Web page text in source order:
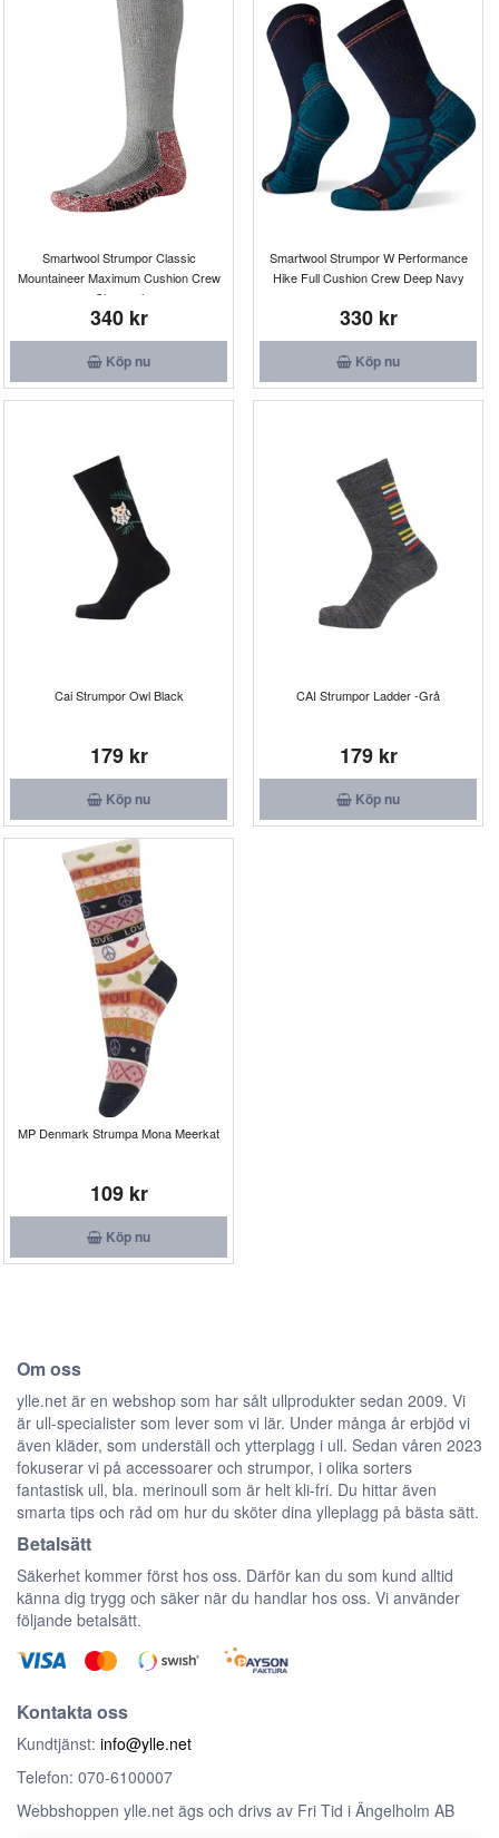
Smartwool Strumpor Classic
Mountaineer Maximum Cushion Crew
Charcoal
340 kr
Köp nu
Smartwool Strumpor W Performance
Hike Full Cushion Crew Deep Navy
330 kr
Köp nu
Cai Strumpor Owl Black
179 kr
Köp nu
CAI Strumpor Ladder -Grå
179 kr
Köp nu
MP Denmark Strumpa Mona Meerkat
109 kr
Köp nu
Om oss
ylle.net är en webshop som har sålt ullprodukter sedan 2009. Vi
är ull-specialister som lever som vi lär. Under många år erbjöd vi
även kläder, som underställ och ytterplagg i ull. Sedan våren 2023
fokuserar vi på accessoarer och strumpor, i olika sorters
fantastisk ull, bla. merinoull som är helt kli-fri. Du hittar även
smarta tips och råd om hur du sköter dina ylleplagg på bästa sätt.
Betalsätt
Säkerhet kommer först hos oss. Därför kan du som kund alltid
känna dig trygg och säker när du handlar hos oss. Vi använder
följande betalsätt.
Kontakta oss
Kundtjänst: info@ylle.net
Telefon: 070-6100007
Webbshoppen ylle.net ägs och drivs av Fri Tid i Ängelholm AB